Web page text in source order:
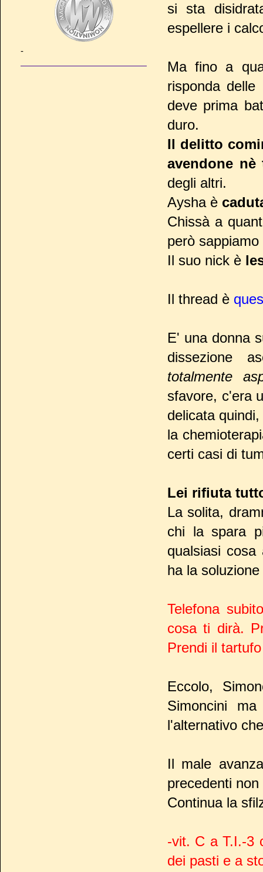
si sta
espellere i
Ma fino a
risponda
deve prima
duro.
Il delitto
avendone
degli altri.
Aysha è
Chissà a
però
Il suo nick è
Il thread è
E' una donna
dissezione
totalmente
sfavore, c'era
delicata
la
certi casi di
Lei rifiuta
La solita,
chi la spara
qualsiasi
ha la
Telefona
cosa ti dirà.
Prendi il
Eccolo,
Simoncini
l'alternativo
Il male
precedenti
Continua la
-vit. C a T.I.-3
dei pasti e a
-